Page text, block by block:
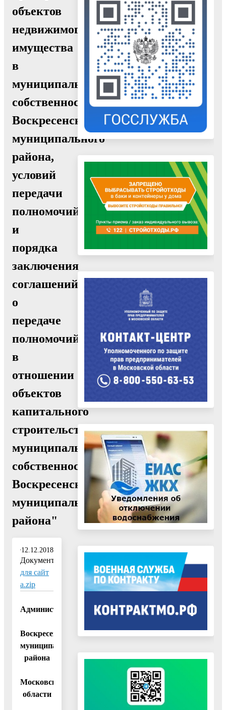
объектов
недвижимого
имущества
в
муниципальную
собственность
Воскресенского
муниципального
района,
условий
передачи
полномочий
и
порядка
заключения
соглашений
о
передаче
полномочий
в
отношении
объектов
капитального
строительства
муниципальной
собственности
Воскресенского
муниципального
района"
12.12.2018
Документ:
для сайт
а.zip
Администрация
Воскресенского
муниципального
района
Московской
области